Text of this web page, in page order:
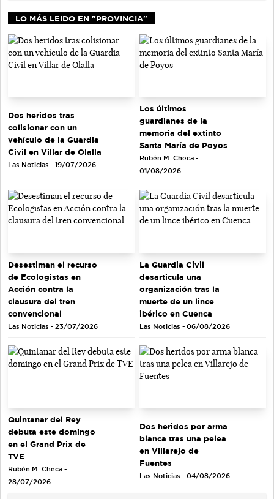
LO MÁS LEIDO EN "PROVINCIA"
Dos heridos tras
colisionar con un
vehículo de la Guardia
Civil en Villar de Olalla
Las Noticias - 19/07/2026
Los últimos
guardianes de la
memoria del extinto
Santa María de Poyos
Rubén M. Checa -
01/08/2026
Desestiman el recurso
de Ecologistas en
Acción contra la
clausura del tren
convencional
Las Noticias - 23/07/2026
La Guardia Civil
desarticula una
organización tras la
muerte de un lince
ibérico en Cuenca
Las Noticias - 06/08/2026
Quintanar del Rey
debuta este domingo
en el Grand Prix de
TVE
Rubén M. Checa -
28/07/2026
Dos heridos por arma
blanca tras una pelea
en Villarejo de
Fuentes
Las Noticias - 04/08/2026